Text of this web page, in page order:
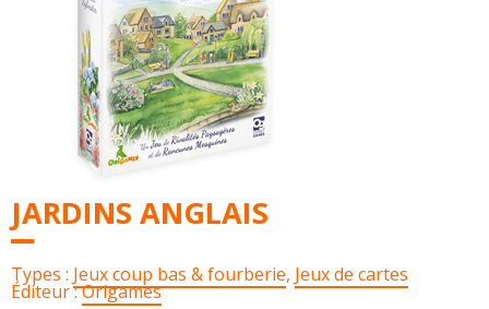
JARDINS ANGLAIS
Types : Jeux coup bas & fourberie, Jeux de cartes
Éditeur :Origames